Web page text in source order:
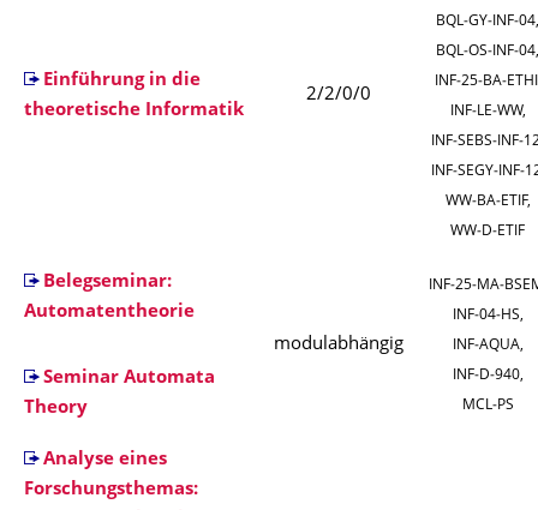
Einführung in die
theoretische Informatik
2/2/0/0
BQL‑GY‑INF‑04,
BQL‑OS‑INF‑04,
INF‑LE‑WW,
WW‑BA‑ETIF,
WW‑D‑ETIF
Belegseminar:
Automatentheorie
Seminar Automata
Theory
modulabhängig
INF‑04‑HS,
INF‑AQUA,
INF‑D‑940,
MCL‑PS
Analyse eines
Forschungsthemas: